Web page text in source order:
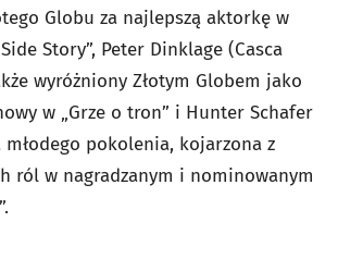
Globu za najlepszą aktorkę w
Story”, Peter Dinklage (Casca
wyróżniony Złotym Globem jako
w „Grze o tron” i Hunter Schafer
pokolenia, kojarzona z
ról w nagradzanym i nominowanym